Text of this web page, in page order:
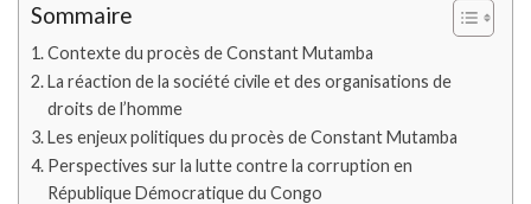
Sommaire
Contexte du procès de Constant Mutamba
La réaction de la société civile et des organisations de
droits de l’homme
Les enjeux politiques du procès de Constant Mutamba
Perspectives sur la lutte contre la corruption en
République Démocratique du Congo